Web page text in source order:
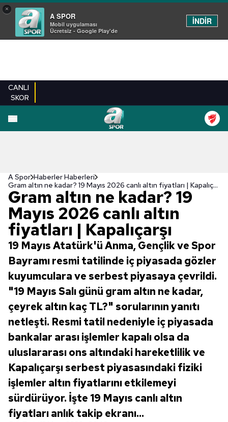
×
A SPOR
Mobil uygulaması
Ücretsiz - Google Play'de
İNDİR
CANLI
SKOR
A Spor Haberler Haberleri
Gram altın ne kadar? 19 Mayıs 2026 canlı altın fiyatları | Kapalıçarşı
Gram altın ne kadar? 19
Mayıs 2026 canlı altın
fiyatları | Kapalıçarşı
19 Mayıs Atatürk'ü Anma, Gençlik ve Spor
Bayramı resmi tatilinde iç piyasada gözler
kuyumculara ve serbest piyasaya çevrildi.
"19 Mayıs Salı günü gram altın ne kadar,
çeyrek altın kaç TL?" sorularının yanıtı
netleşti. Resmi tatil nedeniyle iç piyasada
bankalar arası işlemler kapalı olsa da
uluslararası ons altındaki hareketlilik ve
Kapalıçarşı serbest piyasasındaki fiziki
işlemler altın fiyatlarını etkilemeyi
sürdürüyor. İşte 19 Mayıs canlı altın
fiyatları anlık takip ekranı...